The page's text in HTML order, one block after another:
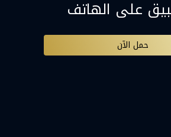
على الهاتف
حمل الآن